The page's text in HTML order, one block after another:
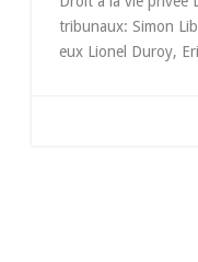
tribunaux: Simon
eux Lionel Duroy,